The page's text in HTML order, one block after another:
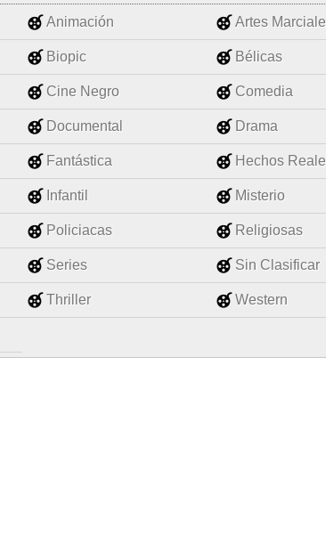
Animación Artes
Biopic Bélicas
Cine Negro Comedia
Documental Drama
Fantástica Hechos
Infantil Misterio
Policiacas Religiosas
Series Sin Clasificar
Thriller Western